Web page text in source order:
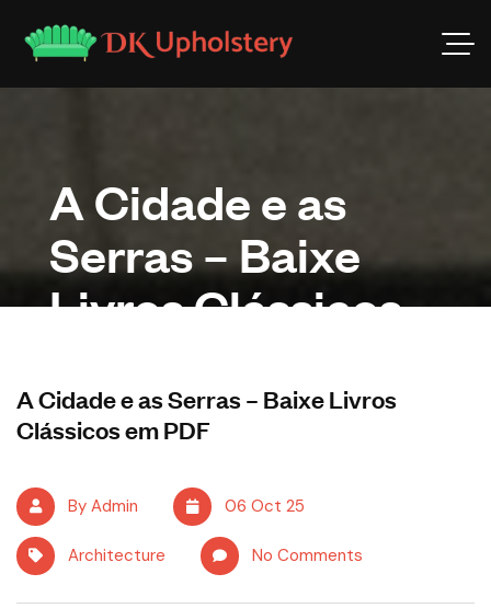
A Cidade e as
Serras – Baixe
Livros Clássicos
A Cidade e as Serras – Baixe Livros
Clássicos em PDF
By Admin 06 Oct 25
Architecture No Comments